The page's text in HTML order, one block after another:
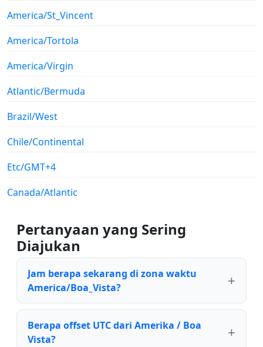
America/St_Vincent
America/Tortola
America/Virgin
Atlantic/Bermuda
Brazil/West
Chile/Continental
Etc/GMT+4
Canada/Atlantic
Pertanyaan yang Sering
Diajukan
Jam berapa sekarang di zona waktu
America/Boa_Vista?
Berapa offset UTC dari Amerika / Boa
Vista?